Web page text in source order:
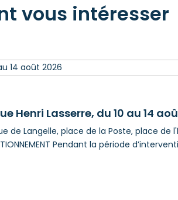
vous intéresser
Henri Lasserre, du 10 au 14
Langelle, place de la Poste, place de
Pendant la période